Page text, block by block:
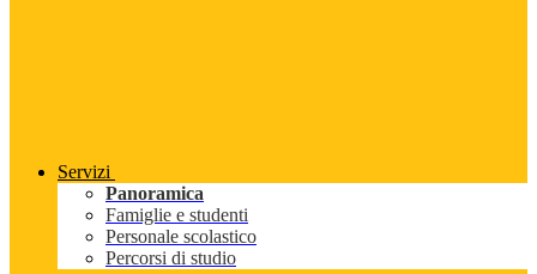
Servizi
Panoramica
Famiglie e studenti
Personale scolastico
Percorsi di studio